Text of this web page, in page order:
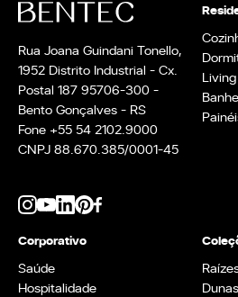
Rua Joana Guindani Tonello,
1952 Distrito Industrial - Cx.
Postal 187 95706-300 -
Bento Gonçalves - RS
Fone +55 54 2102.9000
CNPJ 88.670.385/0001-45
Living
Corporativo
Saúde
Hospitalidade
Dunas